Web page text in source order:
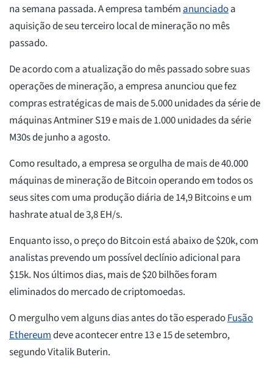
na semana passada. A empresa também anunciadoa
aquisição de seu terceiro local de mineração no mês
passado.
De acordo com a atualização do mês passado sobre suas
operações de mineração, a empresa anunciou que fez
compras estratégicas de mais de 5.000 unidades da série de
máquinas Antminer S19 e mais de 1.000 unidades da série
M30s de junho a agosto.
Como resultado, a empresa se orgulha de mais de 40.000
máquinas de mineração de Bitcoin operando em todos os
seus sites com uma produção diária de 14,9 Bitcoins e um
hashrate atual de 3,8 EH/s.
Enquanto isso, o preço do Bitcoin está abaixo de $20k, com
analistas prevendo um possível declínio adicional para
$15k. Nos últimos dias, mais de $20 bilhões foram
eliminados do mercado de criptomoedas.
O mergulho vem alguns dias antes do tão esperadoFusão
Ethereumdeve acontecer entre 13 e 15 de setembro,
segundo Vitalik Buterin.